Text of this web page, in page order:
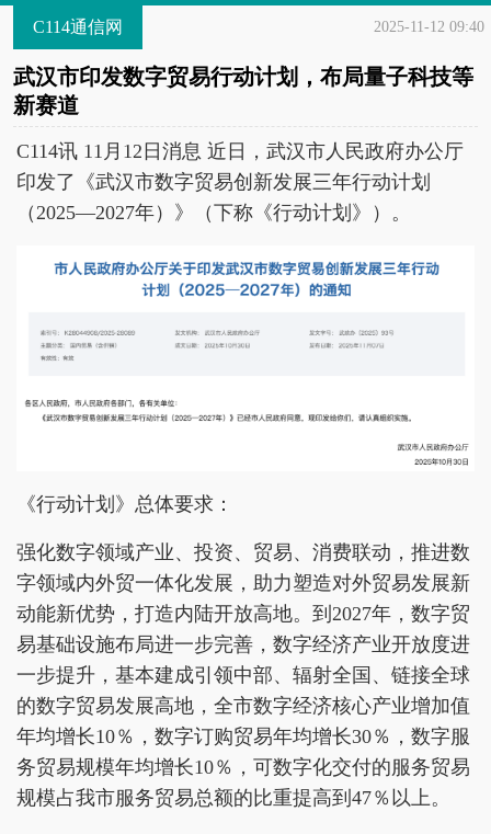
C114通信网 2025-11-12 09:40
武汉市印发数字贸易行动计划，布局量子科技等
新赛道
C114讯 11月12日消息 近日，武汉市人民政府办公厅
印发了《武汉市数字贸易创新发展三年行动计划
（2025—2027年）》（下称《行动计划》）。
《行动计划》总体要求：
强化数字领域产业、投资、贸易、消费联动，推进数
字领域内外贸一体化发展，助力塑造对外贸易发展新
动能新优势，打造内陆开放高地。到2027年，数字贸
易基础设施布局进一步完善，数字经济产业开放度进
一步提升，基本建成引领中部、辐射全国、链接全球
的数字贸易发展高地，全市数字经济核心产业增加值
年均增长10％，数字订购贸易年均增长30％，数字服
务贸易规模年均增长10％，可数字化交付的服务贸易
规模占我市服务贸易总额的比重提高到47％以上。